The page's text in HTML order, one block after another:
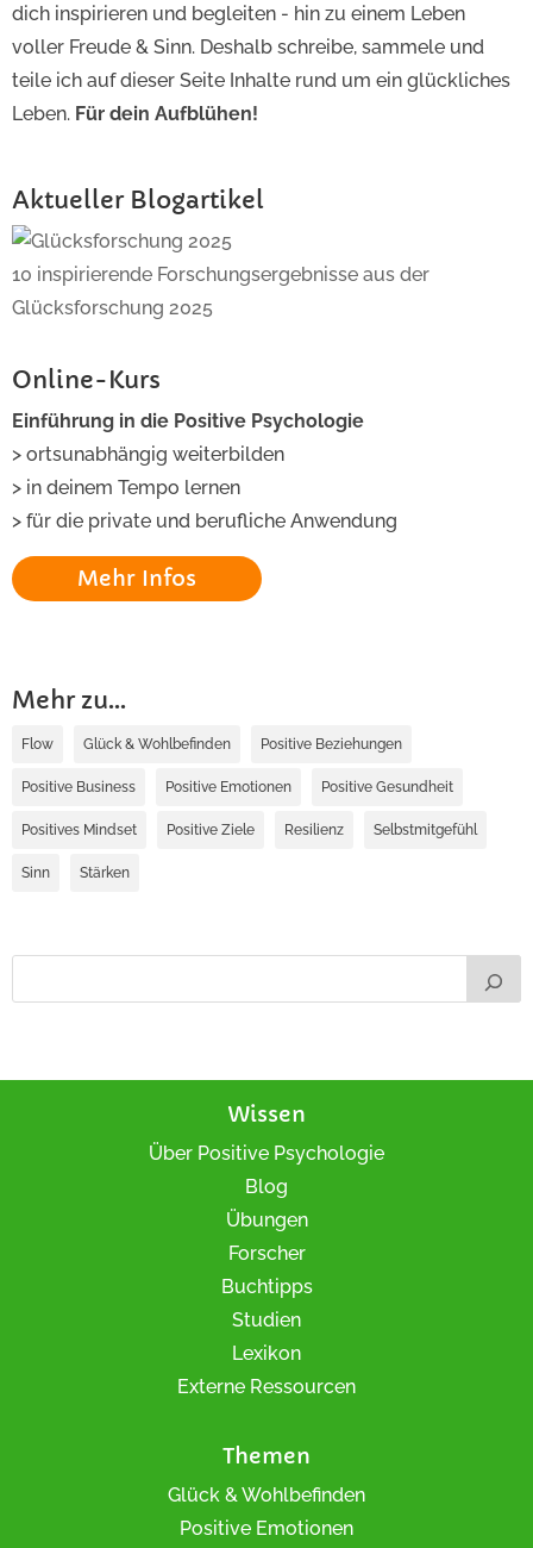
dich inspirieren und begleiten - hin zu einem Leben
voller Freude & Sinn. Deshalb schreibe, sammele und
teile ich auf dieser Seite Inhalte rund um ein glückliches
Leben. Für dein Aufblühen!
Aktueller Blogartikel
10 inspirierende Forschungsergebnisse aus der
Glücksforschung 2025
Online-Kurs
Einführung in die Positive Psychologie
> ortsunabhängig weiterbilden
> in deinem Tempo lernen
> für die private und berufliche Anwendung
Mehr Infos
Mehr zu...
Flow Glück & Wohlbefinden Positive Beziehungen
Positive Business Positive Emotionen Positive Gesundheit
Positives Mindset Positive Ziele Resilienz Selbstmitgefühl
Sinn Stärken
Wissen
Über Positive Psychologie
Blog
Übungen
Forscher
Buchtipps
Studien
Lexikon
Externe Ressourcen
Themen
Glück & Wohlbefinden
Positive Emotionen